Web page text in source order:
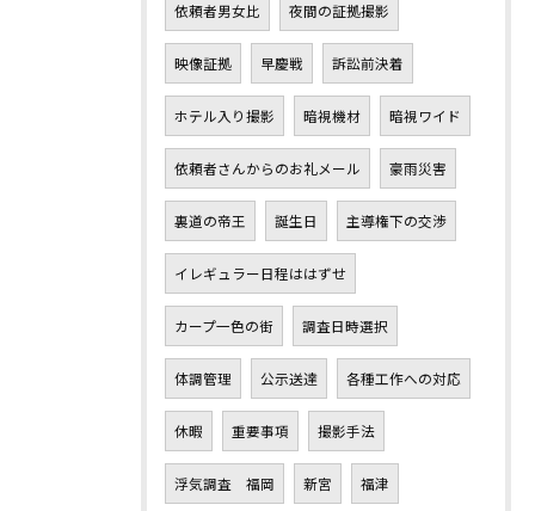
依頼者男女比 夜間の証拠撮影
映像証拠 早慶戦 訴訟前決着
ホテル入り撮影 暗視機材 暗視ワイド
依頼者さんからのお礼メール 豪雨災害
裏道の帝王 誕生日 主導権下の交渉
イレギュラー日程ははずせ
カープ一色の街 調査日時選択
体調管理 公示送達 各種工作への対応
休暇 重要事項 撮影手法
浮気調査 福岡 新宮 福津